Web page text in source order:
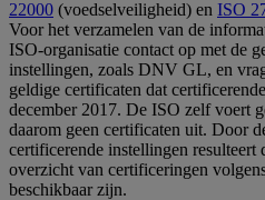
22000 (voedselveiligheid) en ISO
Voor het verzamelen van de
ISO-organisatie contact op met de
instellingen, zoals DNV GL, en
geldige certificaten dat
december 2017. De ISO zelf voert
daarom geen certificaten uit. Door
certificerende instellingen resulteert
overzicht van certificeringen
beschikbaar zijn.